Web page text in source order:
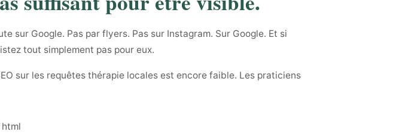
sur Google. Pas par flyers. Pas sur Instagram. Sur Google. Et si
tout simplement pas pour eux.
sur les requêtes thérapie locales est encore faible. Les praticiens